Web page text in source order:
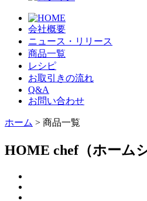
会社概要
ニュース・リリース
商品一覧
レシピ
お取引きの流れ
Q&A
お問い合わせ
ホーム > 商品一覧
HOME chef（ホーム